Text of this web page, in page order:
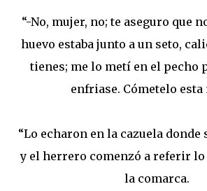
“-No, mujer, no; te aseguro que
huevo estaba junto a un seto,
tienes; me lo metí en el pecho
enfriase. Cómetelo esta
“Lo echaron en la cazuela donde
y el herrero comenzó a referir lo
la comarca.